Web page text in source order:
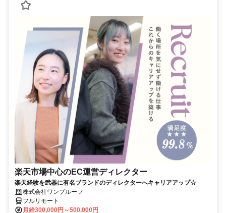
楽天市場中心のEC運営ディレクター
楽天経験を武器に有名ブランドのディレクターへキャリアアップ☆
株式会社ワンプルーフ
フルリモート
月給300,000円～500,000円